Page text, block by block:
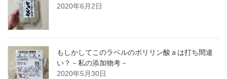
2020年6月2日
もしかしてこのラベルのポリリン酸ａは打ち間違
い？－私の添加物考－
2020年5月30日